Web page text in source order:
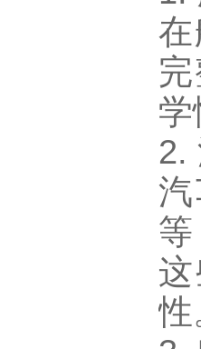
2.
性